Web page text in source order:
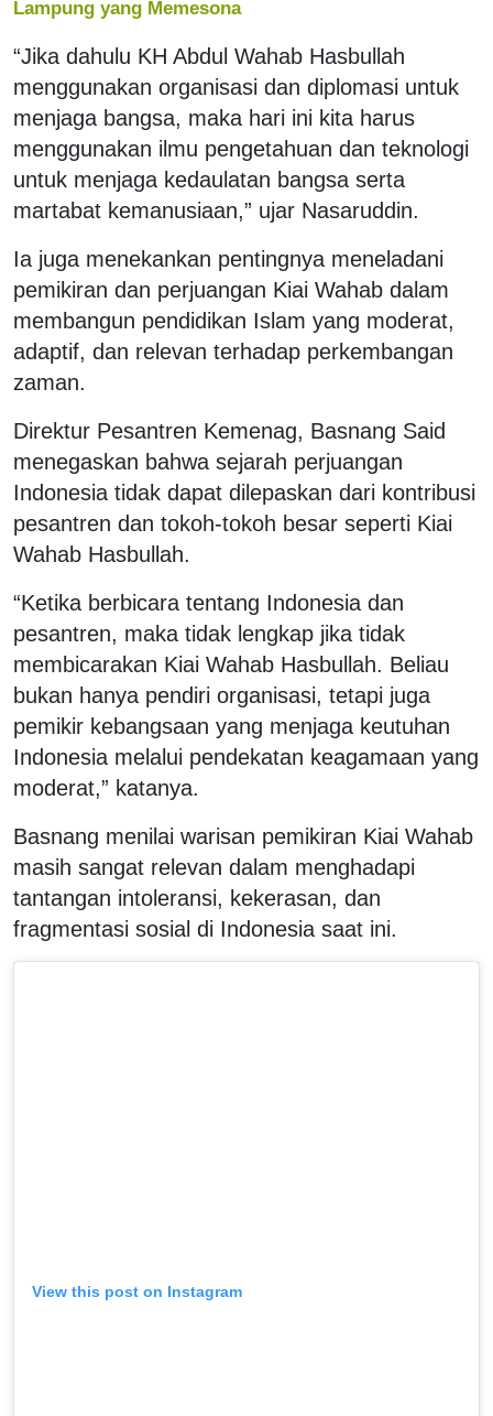
Lampung yang Memesona
“Jika dahulu KH Abdul Wahab Hasbullah
menggunakan organisasi dan diplomasi untuk
menjaga bangsa, maka hari ini kita harus
menggunakan ilmu pengetahuan dan teknologi
untuk menjaga kedaulatan bangsa serta
martabat kemanusiaan,” ujar Nasaruddin.
Ia juga menekankan pentingnya meneladani
pemikiran dan perjuangan Kiai Wahab dalam
membangun pendidikan Islam yang moderat,
adaptif, dan relevan terhadap perkembangan
zaman.
Direktur Pesantren Kemenag, Basnang Said
menegaskan bahwa sejarah perjuangan
Indonesia tidak dapat dilepaskan dari kontribusi
pesantren dan tokoh-tokoh besar seperti Kiai
Wahab Hasbullah.
“Ketika berbicara tentang Indonesia dan
pesantren, maka tidak lengkap jika tidak
membicarakan Kiai Wahab Hasbullah. Beliau
bukan hanya pendiri organisasi, tetapi juga
pemikir kebangsaan yang menjaga keutuhan
Indonesia melalui pendekatan keagamaan yang
moderat,” katanya.
Basnang menilai warisan pemikiran Kiai Wahab
masih sangat relevan dalam menghadapi
tantangan intoleransi, kekerasan, dan
fragmentasi sosial di Indonesia saat ini.
View this post on Instagram